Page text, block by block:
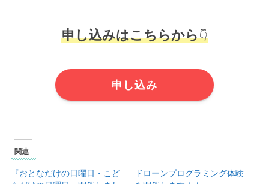
申し込みはこちらから👇
申し込み
関連
『おとなだけの日曜日・こど
ドローンプログラミング体験